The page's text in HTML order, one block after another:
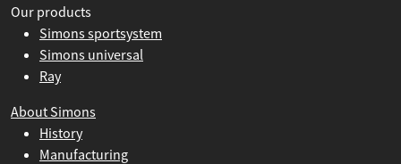
Our products
Simons sportsystem
Simons universal
Ray
About Simons
History
Manufacturing